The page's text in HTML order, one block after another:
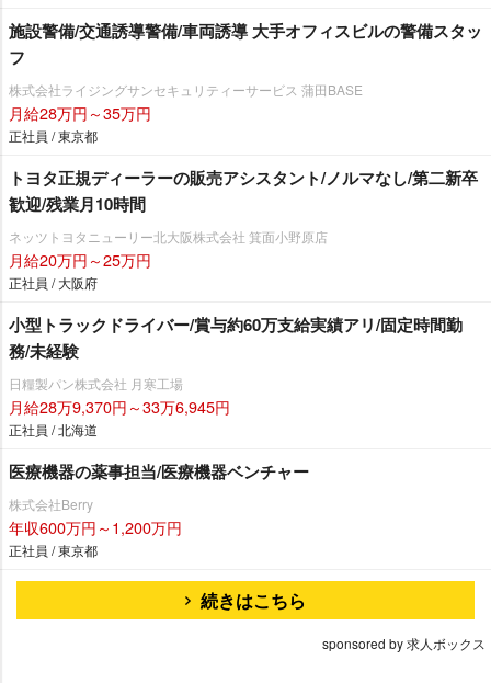
施設警備/交通誘導警備/車両誘導 大手オフィスビルの警備スタッ
フ
株式会社ライジングサンセキュリティーサービス 蒲田BASE
月給28万円～35万円
正社員 / 東京都
トヨタ正規ディーラーの販売アシスタント/ノルマなし/第二新卒
歓迎/残業月10時間
ネッツトヨタニューリー北大阪株式会社 箕面小野原店
月給20万円～25万円
正社員 / 大阪府
小型トラックドライバー/賞与約60万支給実績アリ/固定時間勤
務/未経験
日糧製パン株式会社 月寒工場
月給28万9,370円～33万6,945円
正社員 / 北海道
医療機器の薬事担当/医療機器ベンチャー
株式会社Berry
年収600万円～1,200万円
正社員 / 東京都
続きはこちら
sponsored by 求人ボックス